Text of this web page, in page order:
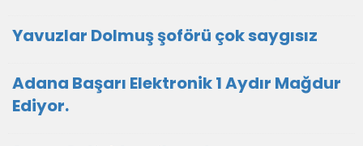
Yavuzlar Dolmuş şoförü çok saygısız
Adana Başarı Elektronik 1 Aydır Mağdur
Ediyor.